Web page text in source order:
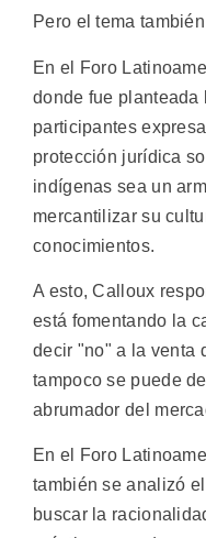
Pero el tema
En el Foro
donde fue
participantes
protección jurídica
indígenas sea un
mercantilizar su
conocimientos.
A esto, Calloux
está fomentando la
decir "no" a la venta
tampoco se puede
abrumador del
En el Foro
también se analizó
buscar la